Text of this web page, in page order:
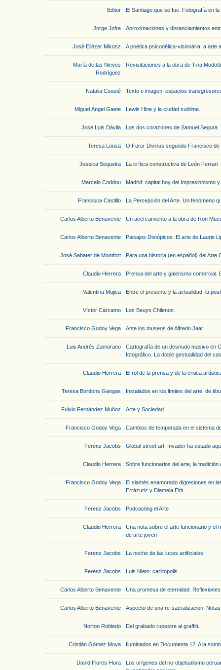
Editor El Santiago que se fue. Fotografía en
Jorge Jofre Aproximaciones y distanciamientos
José Eliézer Mikosz A poética psicodélica-visionária: a
María de las Nieves
Rodríguez
Revisitaciones a la obra de Tina
Natalia Cousté Texto e imagen: espacios
Miguel Ángel Gaete Lewis Hine y la ciudad sublime.
José Luis Dávila Los dos corazones de Samuel Segura
Teresa Lousa O Furor Divinus segundo Francisco
Jessica Sequeira La crítica constructiva de León Ferrari
Marcelo Coddou Madrid: capital hoy del Impresionismo
Francisca Castillo La Percepción del Arte. Un fenómeno
Carlos Alberto Benavente Un acercamiento a la obra de Ron
Carlos Alberto Benavente Paisajes Distópicos. El arte de Laurie
José Sabater de Montfort Para una historia (en español) del Arte
Claudio Herrera Prensa del arte y galerismo comercial.
Valentina Mujica Entre el presente y la actualidad: la
Víctor Cárcamo Los Beuys Chilenos.
Francisco Godoy Vega Ante los museos de Alfredo Jaar.
Luis Andrés Zamorano
Cartografía de un desnudo masivo en
fotográfico. La doble gestualidad del
Claudio Herrera El rol de la prensa y de la critica
Teresa Bordons Gangas Instalados en los límites del arte: de
Fulvio Fernández Muñoz Arte y Sociedad
Francisco Godoy Vega Cambios de temporada en el sistema
Ferenz Jacobs Global street art: Invader ha estado
Claudio Herrera Sobre funcionarios del arte, la
Francisco Godoy Vega
El siamés enamorado digresiones en
Errázuriz y Diamela Eltit
Ferenz Jacobs Podcasting el Arte
Claudio Herrera
Una nota sobre el arte funcionario y el
de arte joven
Ferenz Jacobs La noche de las luces artificiales
Ferenz Jacobs Luis Nieto: carlitopolis
Carlos Alberto Benavente Una promesa de eternidad.
Carlos Alberto Benavente Aspecto de una re-sacralizacion.
Norton Robledo Del grabado rupestre al graffiti.
Cristián Gómez Moya Iluminados en Documenta 12. A la
David Flores-Hora
Los orígenes del no-objetualismo